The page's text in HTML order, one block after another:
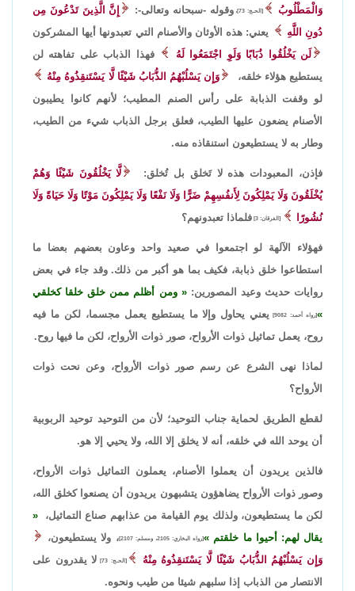
وَالْمَطْلُوبُ
[الحـج: 73]، وقوله -سبحانه وتعالى-:
إِنَّ الَّذِينَ تَدْعُونَ مِن
دُونِ اللَّهِ
يعني: هذه الأوثان والأصنام التي تعبدونها أيها المشركون
لَن يَخْلُقُوا ذُبَابًا وَلَوِ اجْتَمَعُوا لَهُ
فهذا الذباب على تفاهته لن
يستطيع هؤلاء خلقه،
وَإِن يَسْلُبْهُمُ الذُّبَابُ شَيْئًا لَّا يَسْتَنقِذُوهُ مِنْهُ
لو وقفت الذبابة على رأس الصنم المطيب؛ لأنهم كانوا يطيبون
الأصنام يضعون عليها الطيب، فعلق برجل الذباب شيء من الطيب،
وطار به لا يستطيعون استنقاذه منه.
فإذن، المعبودات هذه لا تَخلق بل تُخلق:
لَّا يَخْلُقُونَ شَيْئًا وَهُمْ
يُخْلَقُونَ وَلَا يَمْلِكُونَ لِأَنفُسِهِمْ ضَرًّا وَلَا نَفْعًا وَلَا يَمْلِكُونَ مَوْتًا وَلَا حَيَاةً وَلَا
نُشُورًا
[الفرقان: 3] فلماذا تعبدونهم؟
فهؤلاء الآلهة لو اجتمعوا في صعيد واحد وعاون بعضهم بعضا ما
استطاعوا خلق ذبابة، فكيف بما هو أكبر من ذلك. وقد جاء في بعض
روايات حديث وعيد المصورين:
ومن أظلم ممن خلق خلقا كخلقي
[رواه أحمد: 9082]
يعني يحاول وإلا ما يستطيع يعمل مجسما، لكن ما فيه
روح، يعمل تماثيل ذوات الأرواح، صور ذوات الأرواح، لكن ما فيها روح.
لماذا نهى الشرع عن رسم صور ذوات الأرواح، وعن نحت ذوات
الأرواح؟
لقطع الطريق لحماية جناب التوحيد؛ لأن من التوحيد توحيد الربوبية
أن يوحد الله في خلقه، أنه لا يخلق إلا الله، ولا يحيي إلا هو.
فالذين يريدون أن يعملوا الأصنام، يعملون التماثيل ذوات الأرواح،
وصور ذوات الأرواح يضاهؤون يتشبهون يريدون أن يصنعوا كخلق الله،
لكن ما يستطيعون، ولذلك يوم القيامة من عذابهم صناع التماثيل،
يقال لهم: أحيوا ما خلقتم
[رواه البخاري: 2105، ومسلم: 2107]
، ولا يستطيعون،
وَإِن يَسْلُبْهُمُ الذُّبَابُ شَيْئًا لَّا يَسْتَنقِذُوهُ مِنْهُ
[الحـج: 73]
لا يقدرون على
الانتصار من الذباب إذا سلبهم شيئا من طيب ونحوه.